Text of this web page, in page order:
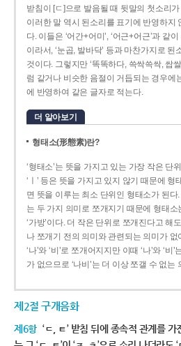
받침이 [ㄷ]으로 발음될 때 뒷말의 첫소리
이러한 말 역시 된소리를 표기에 반영하지
다. 이들은 ‘어간+어미’, ‘어근+어근’과 같
이라서, ‘눈곱, 발바닥’ 등과 마찬가지로
것이다. 그렇지만 ‘똑똑하다, 쓱싹쓱싹, 쌉
럼 같거나 비슷한 음절이 거듭되는 경우에
에 반영하여 같은 글자로 적는다.
더 알아보기
형태소(形態素)란?
‘형태소’는 뜻을 가지고 있는 가장 작은 단
‘ㅣ’ 등은 뜻을 가지고 있지 않기 때문에 형
면 뜻을 이루는 최소 단위인 형태소가 된다.
는 두 가지 의미로 쪼개지기 때문에 형태소
‘가방’이다. 더 작은 단위로 쪼개진다고 해
나 쪼개기 전의 의미와 관련되는 의미가 없
‘나’와 ‘비’로 쪼개어지지만 이때 ‘나’와 ‘비
가 없으므로 ‘나비’는 더 이상 쪼갤 수 없
제2절 구개음화
제6항 ‘ㄷ, ㅌ’ 받침 뒤에 종속적 관계를 가